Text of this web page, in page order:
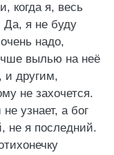
когда я, весь
Да, я не буду
надо,
вылью на неё
и другим,
не захочется.
узнает, а бог
не я последний.